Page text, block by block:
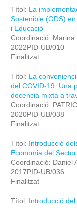
Títol: La
Sostenible (ODS)
i Educació
Coordinació: Marina
2022PID-UB/010
Finalitzat
Títol: La
del COVID-19: Una
docencia mixta a
Coordinació:
2020PID-UB/038
Finalitzat
Títol: Introducció
Economia del
Coordinació: Daniel
2017PID-UB/036
Finalitzat
Títol: Introducció